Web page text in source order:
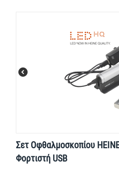
Σετ Οφθαλμοσκοπίου
Φορτιστή USB